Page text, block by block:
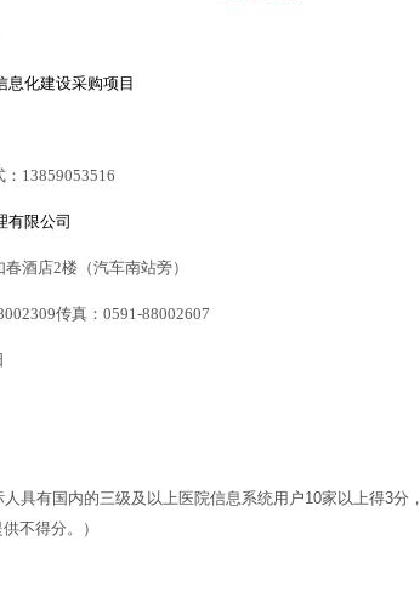
息化建设采购项目
13859053516
有限公司
春酒店2楼（汽车南站旁）
传真： 0591-88002607
人具有国内的三级及以上医院信息系统用户10家以上得3分，
不得分。）